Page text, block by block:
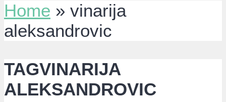
Home » vinarija
aleksandrovic
TAGVINARIJA
ALEKSANDROVIC